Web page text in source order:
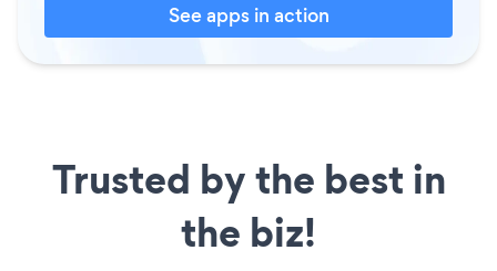
See apps in action
Trusted by the best in
the biz!